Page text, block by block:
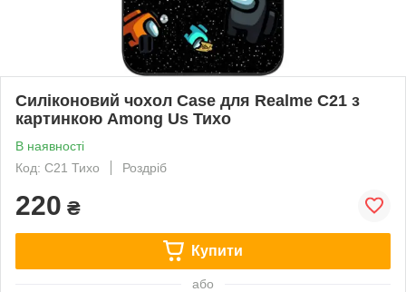
Силіконовий чохол Case для Realme C21 з
картинкою Among Us Тихо
В наявності
Код: C21 Тихо
Роздріб
220 ₴
Купити
або